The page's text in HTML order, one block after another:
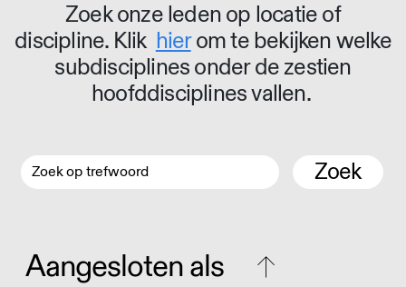
Zoek onze leden op locatie of
discipline. Klik hierom te bekijken welke
subdisciplines onder de zestien
hoofddisciplines vallen.
Zoek
Aangesloten als